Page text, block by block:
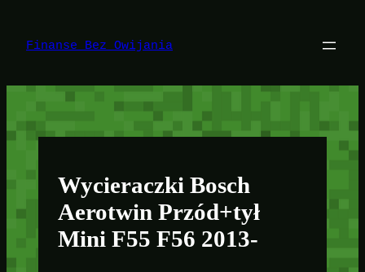
treści
Finanse Bez Owijania
Wycieraczki Bosch
Aerotwin Przód+tył
Mini F55 F56 2013-